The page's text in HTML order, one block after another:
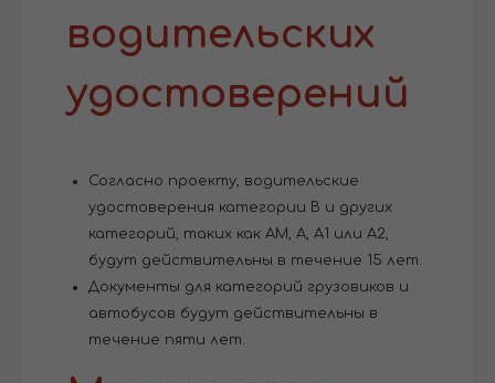
водительских
удостоверений
Согласно проекту, водительские
удостоверения категории B и других
категорий, таких как AM, A, A1 или A2,
будут действительны в течение 15 лет.
Документы для категорий грузовиков и
автобусов будут действительны в
течение пяти лет.